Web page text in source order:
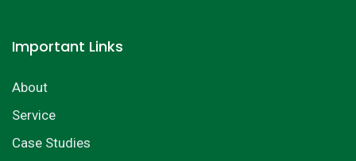
Important Links
About
Service
Case Studies